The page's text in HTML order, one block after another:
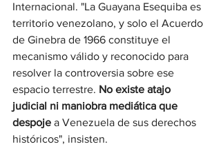
Internacional. "La Guayana Esequiba es
territorio venezolano, y solo el Acuerdo
de Ginebra de 1966 constituye el
mecanismo válido y reconocido para
resolver la controversia sobre ese
espacio terrestre. No existe atajo
judicial ni maniobra mediática que
despoje a Venezuela de sus derechos
históricos", insisten.